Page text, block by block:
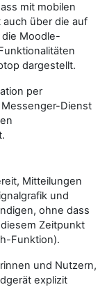
mit mobilen
auch über die auf
Moodle-
dargestellt.
per
Dienst
Mitteilungen
und
ohne dass
Zeitpunkt
Funktion).
und Nutzern,
explizit